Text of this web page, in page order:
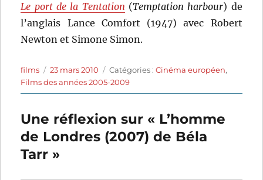
Le port de la Tentation (Temptation harbour) de
l’anglais Lance Comfort (1947) avec Robert
Newton et Simone Simon.
Auteur
films
Publié
le
23 mars 2010 Catégories
Catégories :Cinéma européen,
Films des années 2005-2009
Une réflexion sur « L’homme
de Londres (2007) de Béla
Tarr »